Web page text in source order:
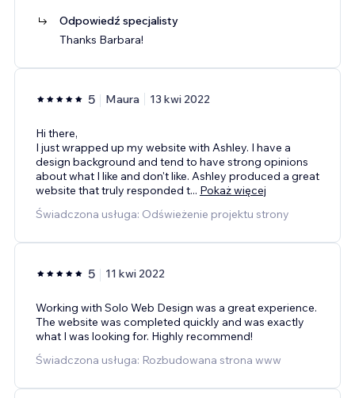
Odpowiedź specjalisty
Thanks Barbara!
5 Maura 13 kwi 2022
Hi there,
I just wrapped up my website with Ashley. I have a
design background and tend to have strong opinions
about what I like and don't like. Ashley produced a great
website that truly responded t... Pokaż więcej
Świadczona usługa: Odświeżenie projektu strony
5 11 kwi 2022
Working with Solo Web Design was a great experience.
The website was completed quickly and was exactly
what I was looking for. Highly recommend!
Świadczona usługa: Rozbudowana strona www